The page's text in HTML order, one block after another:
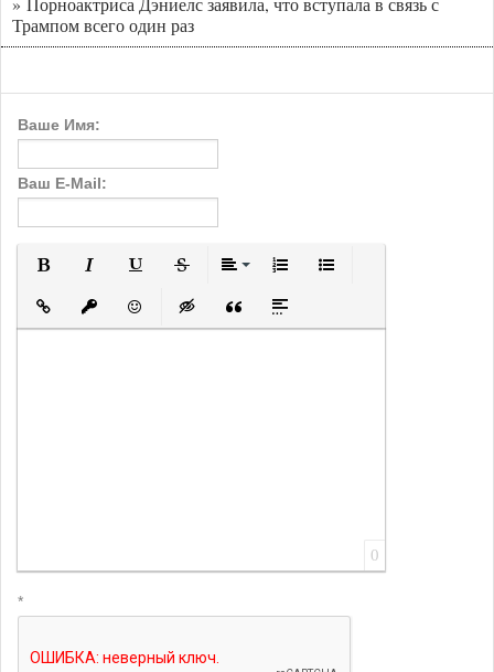
Трампом всего один раз
Ваше Имя:
Ваш E-Mail:
Вставить ссылку
Вставить защищенную ссылку
Вставить смайлик
Вставка скрытого текста
Вставка цитаты
Вставка спойлера
0
*